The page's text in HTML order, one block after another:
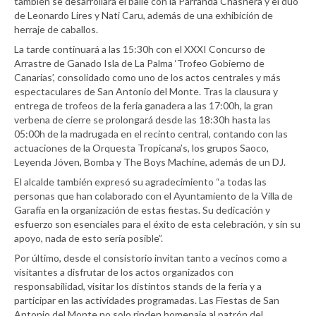
de Leonardo Lires y Nati Caru, además de una exhibición de
herraje de caballos.
La tarde continuará a las 15:30h con el XXXI Concurso de
Arrastre de Ganado Isla de La Palma ‘Trofeo Gobierno de
Canarias’, consolidado como uno de los actos centrales y más
espectaculares de San Antonio del Monte. Tras la clausura y
entrega de trofeos de la feria ganadera a las 17:00h, la gran
verbena de cierre se prolongará desde las 18:30h hasta las
05:00h de la madrugada en el recinto central, contando con las
actuaciones de la Orquesta Tropicana’s, los grupos Saoco,
Leyenda Jóven, Bomba y The Boys Machine, además de un DJ.
El alcalde también expresó su agradecimiento “a todas las
personas que han colaborado con el Ayuntamiento de la Villa de
Garafía en la organización de estas fiestas. Su dedicación y
esfuerzo son esenciales para el éxito de esta celebración, y sin su
apoyo, nada de esto sería posible”.
Por último, desde el consistorio invitan tanto a vecinos como a
visitantes a disfrutar de los actos organizados con
responsabilidad, visitar los distintos stands de la feria y a
participar en las actividades programadas. Las Fiestas de San